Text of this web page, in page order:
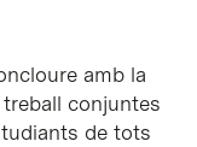
amb la
treball conjuntes
de tots